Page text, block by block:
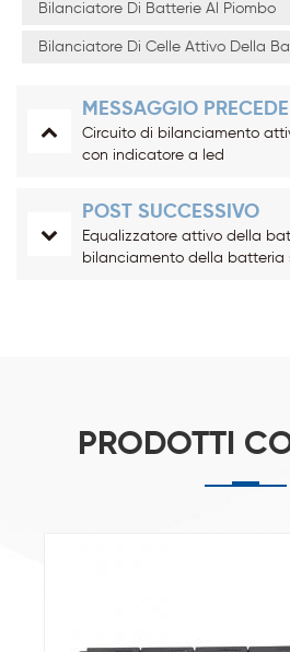
Bilanciatore Di Batterie Al Piombo
Bilanciatore Di Celle Attivo Della
MESSAGGIO
Circuito di bilanciamento
con indicatore a led
POST SUCCESSIVO
Equalizzatore attivo della
bilanciamento della batteria
PRODOTTI